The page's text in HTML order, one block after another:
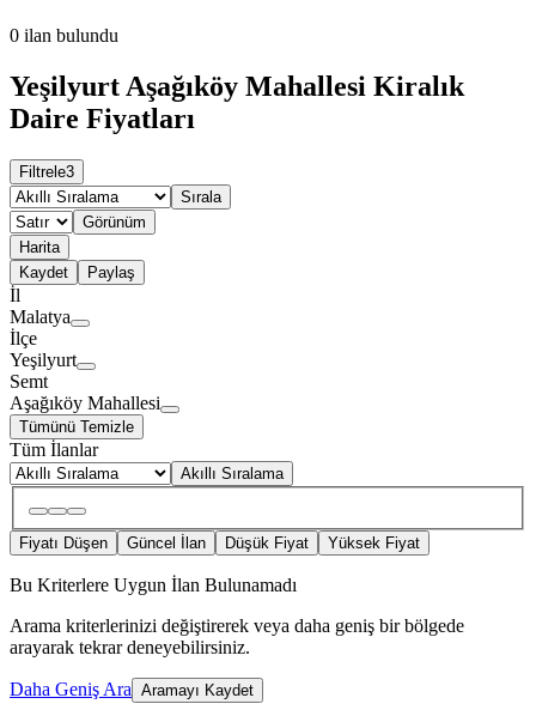
0 ilan bulundu
Yeşilyurt Aşağıköy Mahallesi Kiralık
Daire Fiyatları
Filtrele3
Sırala
Görünüm
Harita
Kaydet
Paylaş
İl
Malatya
İlçe
Yeşilyurt
Semt
Aşağıköy Mahallesi
Tümünü Temizle
Tüm İlanlar
Akıllı Sıralama
Fiyatı Düşen Güncel İlan Düşük Fiyat Yüksek Fiyat
Bu Kriterlere Uygun İlan Bulunamadı
Arama kriterlerinizi değiştirerek veya daha geniş bir bölgede
arayarak tekrar deneyebilirsiniz.
Daha Geniş Ara Aramayı Kaydet